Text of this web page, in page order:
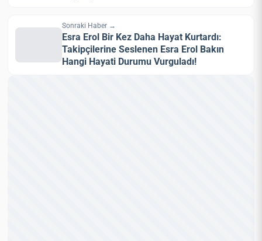
Sonraki Haber →
Esra Erol Bir Kez Daha Hayat Kurtardı:
Takipçilerine Seslenen Esra Erol Bakın
Hangi Hayati Durumu Vurguladı!